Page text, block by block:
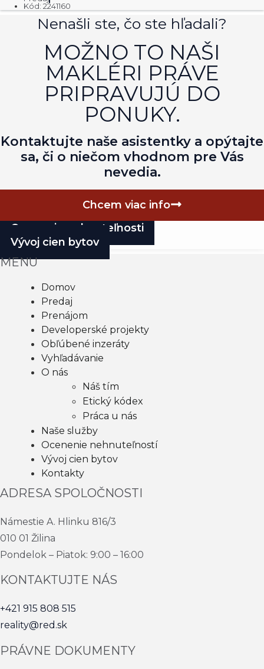
Kód: 2241160
Nenašli ste, čo ste hľadali?
MOŽNO TO NAŠI
MAKLÉRI PRÁVE
PRIPRAVUJÚ DO
PONUKY.
Kontaktujte naše asistentky a opýtajte
sa, či o niečom vhodnom pre Vás
nevedia.
Chcem viac info
Ocenenie nehnuteľnosti
Vývoj cien bytov
MENU
Domov
Predaj
Prenájom
Developerské projekty
Obľúbené inzeráty
Vyhľadávanie
O nás
Náš tím
Etický kódex
Práca u nás
Naše služby
Ocenenie nehnuteľností
Vývoj cien bytov
Kontakty
ADRESA SPOLOČNOSTI
Námestie A. Hlinku 816/3
010 01 Žilina
Pondelok – Piatok: 9:00 – 16:00
KONTAKTUJTE NÁS
+421 915 808 515
reality@red.sk
PRÁVNE DOKUMENTY